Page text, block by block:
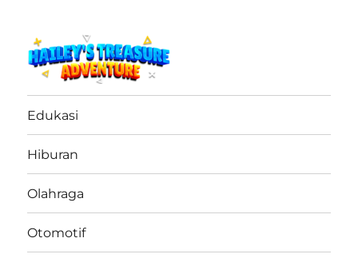
haileystreasureadventure.net
Edukasi
Hiburan
Olahraga
Otomotif